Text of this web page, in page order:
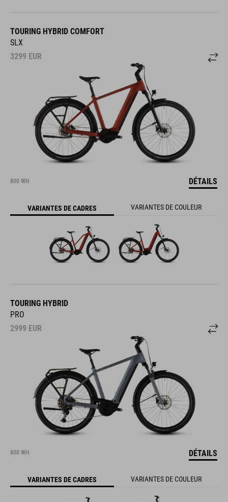
TOURING HYBRID COMFORT
SLX
3299 EUR
800 WH DÉTAILS
VARIANTES DE CADRES VARIANTES DE COULEUR
TOURING HYBRID
PRO
2999 EUR
800 WH DÉTAILS
VARIANTES DE CADRES VARIANTES DE COULEUR